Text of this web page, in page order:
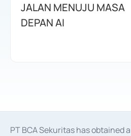
JALAN MENUJU MASA
DEPAN AI
PT BCA Sekuritas has obtained